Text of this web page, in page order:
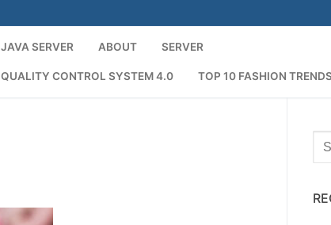
JAVA SERVER ABOUT SERVER
QUALITY CONTROL SYSTEM 4.0 TOP 10 FASHION TRENDS